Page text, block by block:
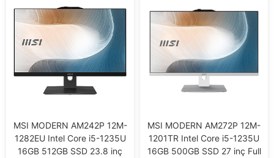
MSI MODERN AM242P 12M-
1282EU Intel Core i5-1235U
16GB 512GB SSD 23.8 inç
MSI MODERN AM272P 12M-
1201TR Intel Core i5-1235U
16GB 500GB SSD 27 inç Full